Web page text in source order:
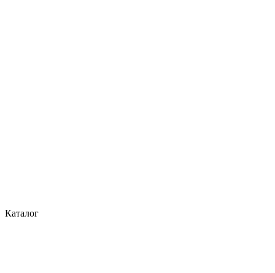
Каталог